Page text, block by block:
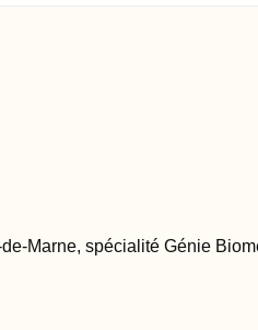
Marne, spécialité Génie